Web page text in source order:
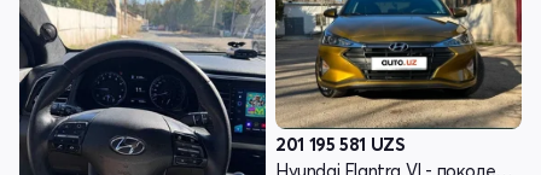
201 195 581 UZS